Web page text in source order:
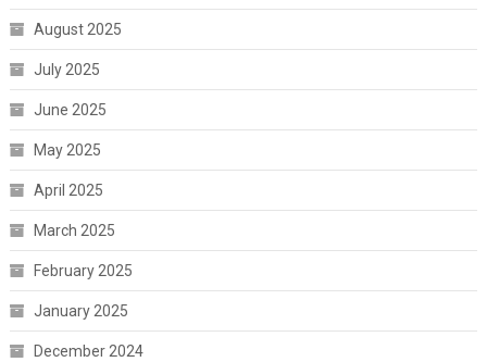
August 2025
July 2025
June 2025
May 2025
April 2025
March 2025
February 2025
January 2025
December 2024